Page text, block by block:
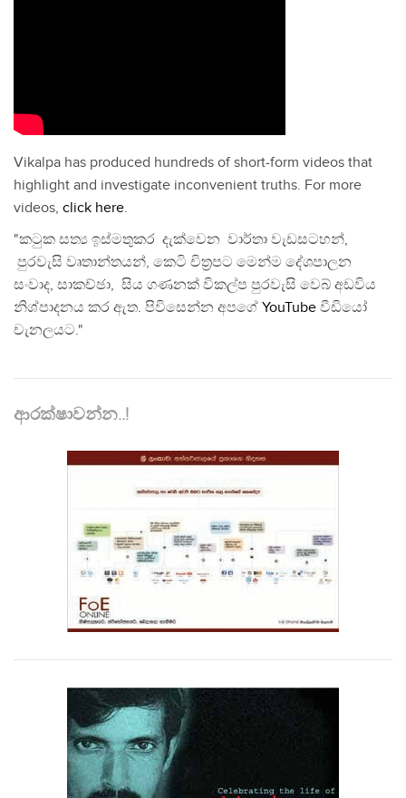
Vikalpa has produced hundreds of short-form videos that
highlight and investigate inconvenient truths. For more
videos, click here.
"කටුක සත්‍ය ඉස්මතුකර දැක්වෙන වාර්තා වැඩසටහන්,
පුරවැසි වෘතාන්තයන්, කෙටි චිත්‍රපට මෙන්ම දේශපාලන
සංවාද, සාකච්ඡා, සිය ගණනක් විකල්ප පුරවැසි වෙබ් අඩවිය
නිශ්පාදනය කර ඇත. පිවිසෙන්න අපගේ YouTube වීඩියෝ
චැනලයට."
ආරක්ෂාවන්න..!